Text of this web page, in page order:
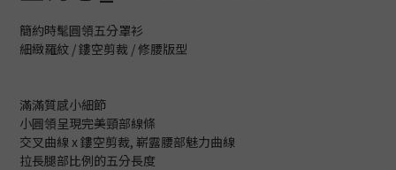
簡約時髦圓領五分罩衫
細緻羅紋 / 鏤空剪裁 / 修腰版型
滿滿質感小細節
小圓領呈現完美頸部線條
交叉曲線 x 鏤空剪裁, 嶄露腰部魅力曲線
拉長腿部比例的五分長度